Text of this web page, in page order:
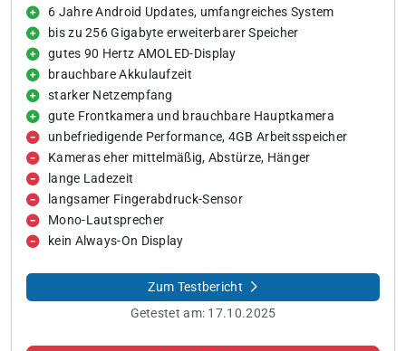
6 Jahre Android Updates, umfangreiches System
bis zu 256 Gigabyte erweiterbarer Speicher
gutes 90 Hertz AMOLED-Display
brauchbare Akkulaufzeit
starker Netzempfang
gute Frontkamera und brauchbare Hauptkamera
unbefriedigende Performance, 4GB Arbeitsspeicher
Kameras eher mittelmäßig, Abstürze, Hänger
lange Ladezeit
langsamer Fingerabdruck-Sensor
Mono-Lautsprecher
kein Always-On Display
Zum Testbericht
Getestet am: 17.10.2025